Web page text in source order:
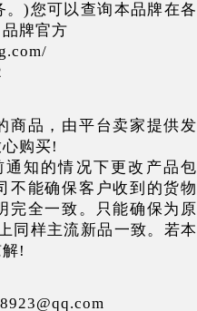
)您可以查询本品牌在各
牌官方
商品，由平台卖家提供发
购买!
知的情况下更改产品包
不能确保客户收到的货物
完全一致。只能确保为原
同样主流新品一致。若本
!